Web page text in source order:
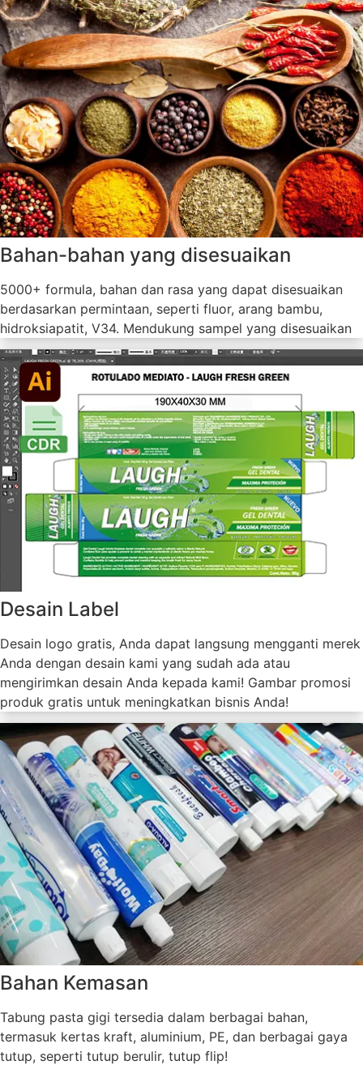
Bahan-bahan yang disesuaikan
5000+ formula, bahan dan rasa yang dapat disesuaikan
berdasarkan permintaan, seperti fluor, arang bambu,
hidroksiapatit, V34. Mendukung sampel yang disesuaikan
Desain Label
Desain logo gratis, Anda dapat langsung mengganti merek
Anda dengan desain kami yang sudah ada atau
mengirimkan desain Anda kepada kami! Gambar promosi
produk gratis untuk meningkatkan bisnis Anda!
Bahan Kemasan
Tabung pasta gigi tersedia dalam berbagai bahan,
termasuk kertas kraft, aluminium, PE, dan berbagai gaya
tutup, seperti tutup berulir, tutup flip!